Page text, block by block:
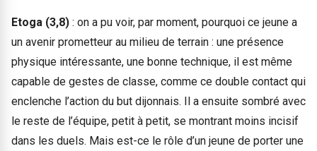
Etoga (3,8) : on a pu voir, par moment, pourquoi ce jeune a
un avenir prometteur au milieu de terrain : une présence
physique intéressante, une bonne technique, il est même
capable de gestes de classe, comme ce double contact qui
enclenche l’action du but dijonnais. Il a ensuite sombré avec
le reste de l’équipe, petit à petit, se montrant moins incisif
dans les duels. Mais est-ce le rôle d’un jeune de porter une